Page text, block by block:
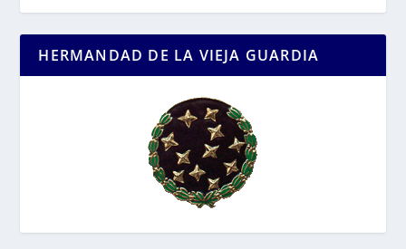
HERMANDAD DE LA VIEJA GUARDIA